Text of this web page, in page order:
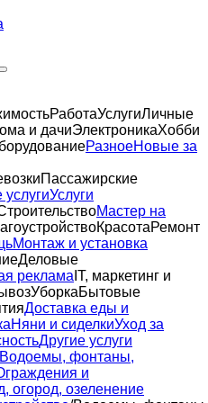
РаботаУслугиЛичные
и дачиЭлектроникаХобби
РазноеНовые за
Пассажирские
услугиУслуги
Мастер на
КрасотаРемонт
Монтаж и установка
Деловые
реклама IT, маркетинг и
УборкаБытовые
Доставка еды и
Няни и сиделкиУход за
Другие услуги
Водоемы, фонтаны,
и
огород, озеленение